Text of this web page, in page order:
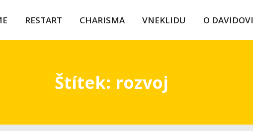
RESTART CHARISMA VNEKLIDU O DAVIDOVI
Štítek: rozvoj